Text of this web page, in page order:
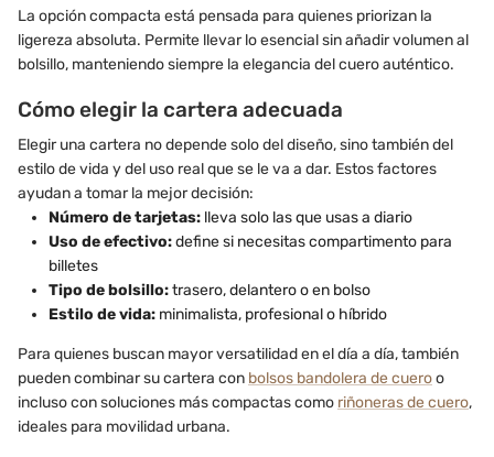
La opción compacta está pensada para quienes priorizan la
ligereza absoluta. Permite llevar lo esencial sin añadir volumen al
bolsillo, manteniendo siempre la elegancia del cuero auténtico.
Cómo elegir la cartera adecuada
Elegir una cartera no depende solo del diseño, sino también del
estilo de vida y del uso real que se le va a dar. Estos factores
ayudan a tomar la mejor decisión:
Número de tarjetas: lleva solo las que usas a diario
Uso de efectivo:define si necesitas compartimento para
billetes
Tipo de bolsillo:trasero, delantero o en bolso
Estilo de vida: minimalista, profesional o híbrido
Para quienes buscan mayor versatilidad en el día a día, también
pueden combinar su cartera con bolsos bandolera de cueroo
incluso con soluciones más compactas como riñoneras de cuero,
ideales para movilidad urbana.